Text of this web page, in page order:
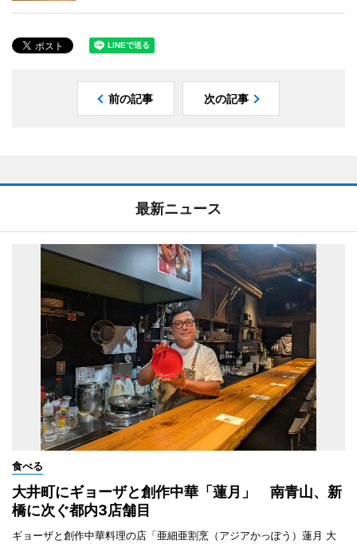
前の記事 次の記事
最新ニュース
食べる
大井町にギョーザと創作中華「蓮月」 南青山、新
橋に次ぐ都内3店舗目
ギョーザと創作中華料理の店「亜細亜割烹（アジアかっぽう）蓮月 大